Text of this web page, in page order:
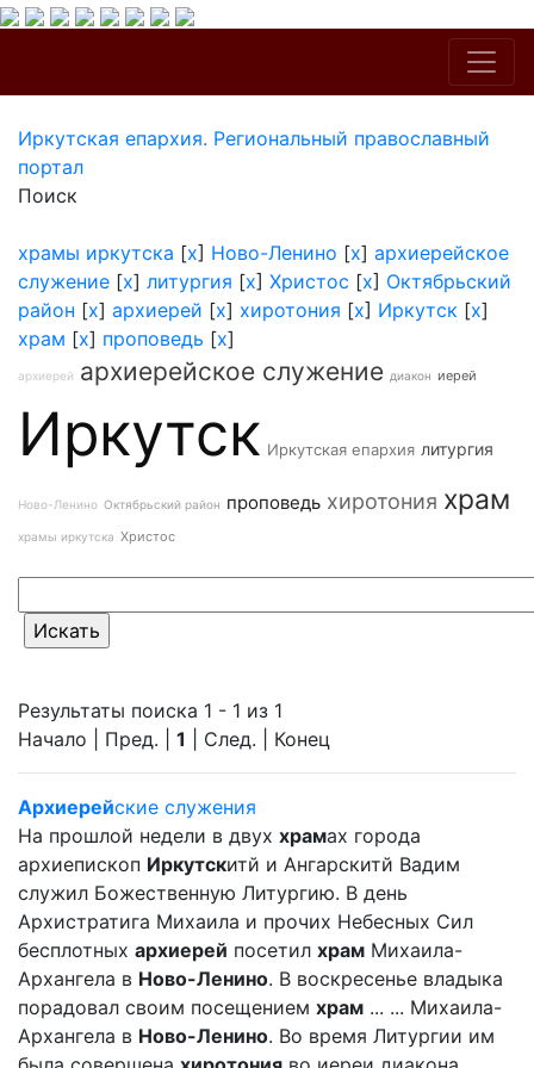
Иркутская епархия. Региональный православный
портал
Поиск
храмы иркутска [x] Ново-Ленино [x] архиерейское
служение [x] литургия [x] Христос [x] Октябрьский
район [x] архиерей [x] хиротония [x] Иркутск [x]
храм [x] проповедь [x]
архиерей архиерейское служение диакон иерей
Иркутск Иркутская епархия литургия
Ново-Ленино Октябрьский район проповедь хиротония храм
храмы иркутска Христос
Результаты поиска 1 - 1 из 1
Начало | Пред. | 1 | След. | Конец
Архиерейские служения
На прошлой недели в двух храмах города
архиепископ Иркутскитй и Ангарскитй Вадим
служил Божественную Литургию. В день
Архистратига Михаила и прочих Небесных Сил
бесплотных архиерей посетил храм Михаила-
Архангела в Ново-Ленино. В воскресенье владыка
порадовал своим посещением храм ... ... Михаила-
Архангела в Ново-Ленино. Во время Литургии им